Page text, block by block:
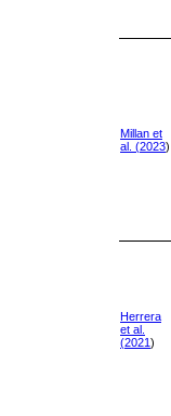
Millan et
al. (2023)
Herrera
et al.
(2021)